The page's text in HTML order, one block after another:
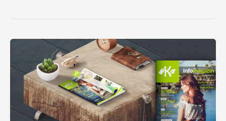
«infomagazin»
Ausgabe
Frühling
2024